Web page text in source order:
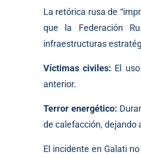
La retórica rusa de
que la Federación
infraestructuras
Víctimas civiles: El
anterior.
Terror energético:
de calefacción, dejando
El incidente en Galati